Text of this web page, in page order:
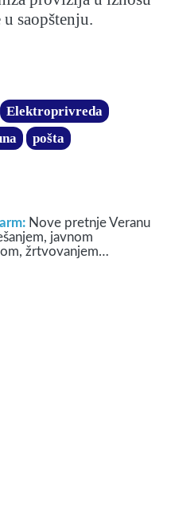
saopštenju.
Elektroprivreda
pošta
Nove pretnje Veranu
javnom
žrtvovanjem…